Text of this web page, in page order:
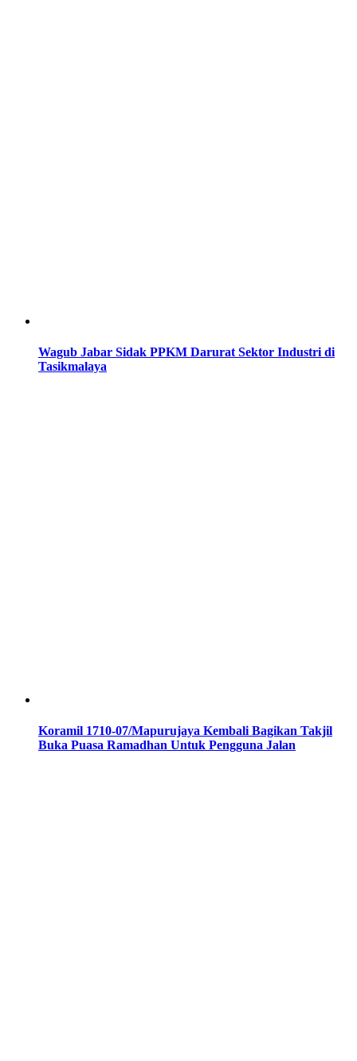
Wagub Jabar Sidak PPKM Darurat Sektor Industri di
Tasikmalaya
Koramil 1710-07/Mapurujaya Kembali Bagikan Takjil
Buka Puasa Ramadhan Untuk Pengguna Jalan